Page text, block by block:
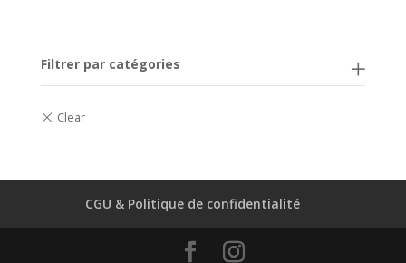
Filtrer par catégories
CGU & Politique de confidentialité